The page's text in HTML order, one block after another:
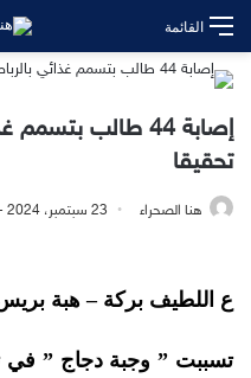
القائمة
إصابة 44 طالب
تحقيقا
هنا الصحراء 23 سبتمبر، 2024 - 1:19 مساءً
ع اللطيف بركة – هبة